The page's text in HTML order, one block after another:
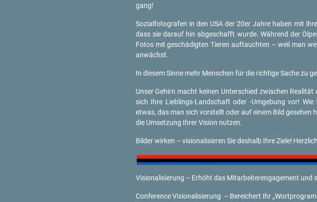
gang!
So­zi­al­fo­to­gra­fen in den USA der 20er Jahre haben mit
dass sie dar­auf hin ab­ge­schafft wurde. Wäh­rend der
Fotos mit ge­schä­dig­ten Tie­ren auf­tauch­ten – weil man
an­wächst.
In die­sem Sinne mehr Men­schen für die rich­ti­ge Sache zu
Unser Ge­hirn macht kei­nen Un­ter­schied zwi­schen
sich Ihre Lieb­lings-Land­schaft oder -Um­ge­bung vor!
etwas, das man sich vor­stellt oder auf einem Bild
die Um­set­zung Ihrer Vi­si­on nut­zen.
Bil­der wir­ken – vi­sio­na­li­sie­ren Sie des­halb Ihre Ziele!
Vi­sio­na­li­sie­rung – Er­höht das Mit­ar­bei­ter­en­ga­ge­ment und
Con­fe­rence Vi­sio­na­li­sie­rung – Be­rei­chert Ihr